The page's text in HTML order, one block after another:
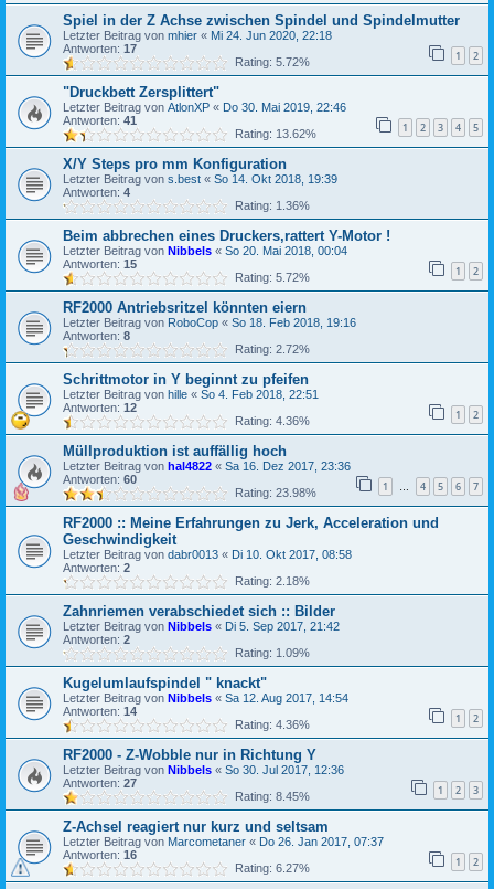
Spiel in der Z Achse zwischen Spindel und Spindelmutter
Letzter Beitrag von mhier « Mi 24. Jun 2020, 22:18
Antworten: 17 1 2
Rating: 5.72%
"Druckbett Zersplittert"
Letzter Beitrag von AtlonXP « Do 30. Mai 2019, 22:46
Antworten: 41 1 2 3 4 5
Rating: 13.62%
X/Y Steps pro mm Konfiguration
Letzter Beitrag von s.best « So 14. Okt 2018, 19:39
Antworten: 4
Rating: 1.36%
Beim abbrechen eines Druckers,rattert Y-Motor !
Letzter Beitrag von Nibbels « So 20. Mai 2018, 00:04
Antworten: 15 1 2
Rating: 5.72%
RF2000 Antriebsritzel könnten eiern
Letzter Beitrag von RoboCop « So 18. Feb 2018, 19:16
Antworten: 8
Rating: 2.72%
Schrittmotor in Y beginnt zu pfeifen
Letzter Beitrag von hille « So 4. Feb 2018, 22:51
Antworten: 12 1 2
Rating: 4.36%
Müllproduktion ist auffällig hoch
Letzter Beitrag von hal4822 « Sa 16. Dez 2017, 23:36
Antworten: 60 1 … 4 5 6 7
Rating: 23.98%
RF2000 :: Meine Erfahrungen zu Jerk, Acceleration und
Geschwindigkeit
Letzter Beitrag von dabr0013 « Di 10. Okt 2017, 08:58
Antworten: 2
Rating: 2.18%
Zahnriemen verabschiedet sich :: Bilder
Letzter Beitrag von Nibbels « Di 5. Sep 2017, 21:42
Antworten: 2
Rating: 1.09%
Kugelumlaufspindel " knackt"
Letzter Beitrag von Nibbels « Sa 12. Aug 2017, 14:54
Antworten: 14 1 2
Rating: 4.36%
RF2000 - Z-Wobble nur in Richtung Y
Letzter Beitrag von Nibbels « So 30. Jul 2017, 12:36
Antworten: 27 1 2 3
Rating: 8.45%
Z-Achsel reagiert nur kurz und seltsam
Letzter Beitrag von Marcometaner « Do 26. Jan 2017, 07:37
Antworten: 16 1 2
Rating: 6.27%